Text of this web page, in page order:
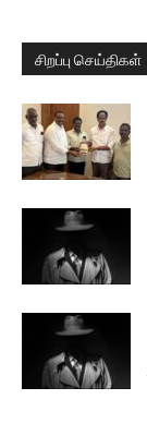
சிறப்பு செய்திகள்